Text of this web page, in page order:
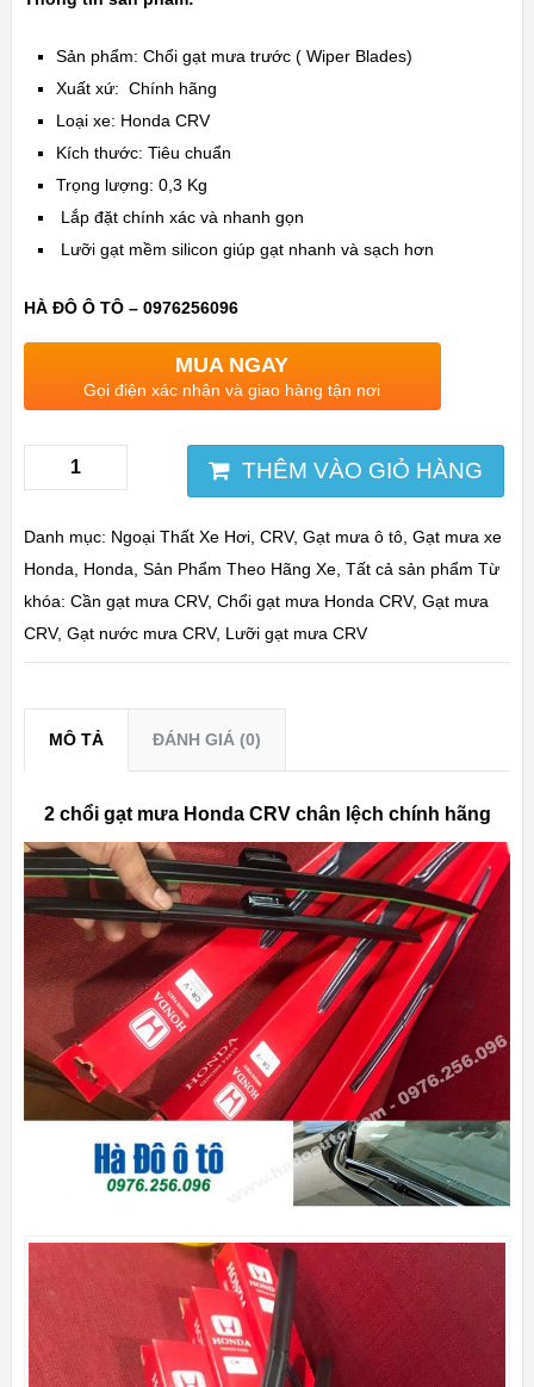
Sản phẩm: Chổi gạt mưa trước ( Wiper Blades)
Xuất xứ: Chính hãng
Loại xe: Honda CRV
Kích thước: Tiêu chuẩn
Trọng lượng: 0,3 Kg
Lắp đặt chính xác và nhanh gọn
Lưỡi gạt mềm silicon giúp gạt nhanh và sạch hơn
HÀ ĐÔ Ô TÔ – 0976256096
MUA NGAY
Gọi điện xác nhận và giao hàng tận nơi
THÊM VÀO GIỎ HÀNG
Danh mục: Ngoại Thất Xe Hơi, CRV, Gạt mưa ô tô, Gạt mưa xe
Honda, Honda, Sản Phẩm Theo Hãng Xe, Tất cả sản phẩm Từ
khóa: Cần gạt mưa CRV, Chổi gạt mưa Honda CRV, Gạt mưa
CRV, Gạt nước mưa CRV, Lưỡi gạt mưa CRV
MÔ TẢ ĐÁNH GIÁ (0)
2 chổi gạt mưa Honda CRV chân lệch chính hãng